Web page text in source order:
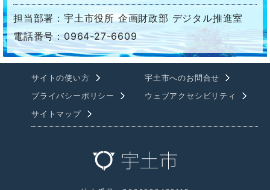
担当部署：宇土市役所 企画財政部 デジタル推進室
電話番号：0964-27-6609
サイトの使い方
宇土市へのお問合せ
プライバシーポリシー
ウェブアクセシビリティ
サイトマップ